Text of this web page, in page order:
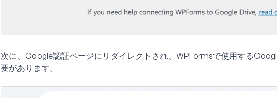
次に、Google認証ページにリダイレクトされ、WPFormsで使用する
要があります。